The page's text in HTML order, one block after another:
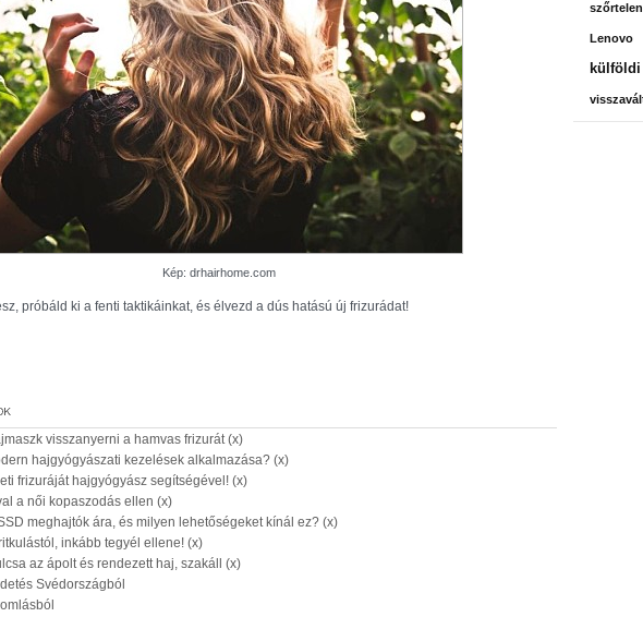
Kép: drhairhome.com
próbáld ki a fenti taktikáinkat, és élvezd a dús hatású új frizurádat!
visszanyerni a hamvas frizurát (x)
hajgyógyászati kezelések alkalmazása? (x)
frizuráját hajgyógyász segítségével! (x)
a női kopaszodás ellen (x)
meghajtók ára, és milyen lehetőségeket kínál ez? (x)
inkább tegyél ellene! (x)
az ápolt és rendezett haj, szakáll (x)
Svédországból
Lenovo